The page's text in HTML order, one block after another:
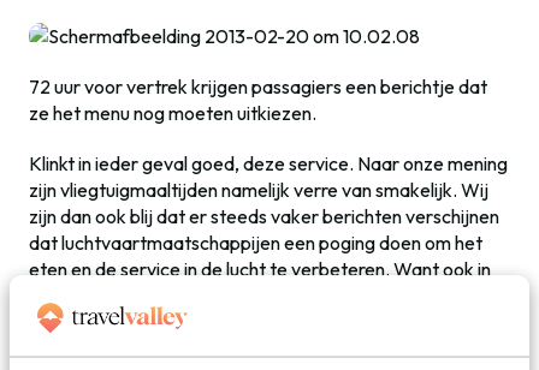
72 uur voor vertrek krijgen passagiers een berichtje dat
ze het menu nog moeten uitkiezen.
Klinkt in ieder geval goed, deze service. Naar onze mening
zijn vliegtuigmaaltijden namelijk verre van smakelijk. Wij
zijn dan ook blij dat er steeds vaker berichten verschijnen
dat luchtvaartmaatschappijen een poging doen om het
eten en de service in de lucht te verbeteren. Want ook in
maaltijd voor te schotelen!